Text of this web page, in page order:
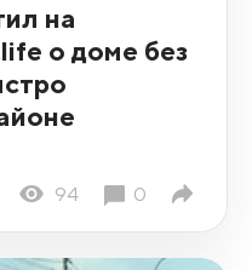
на
о доме без
94 0